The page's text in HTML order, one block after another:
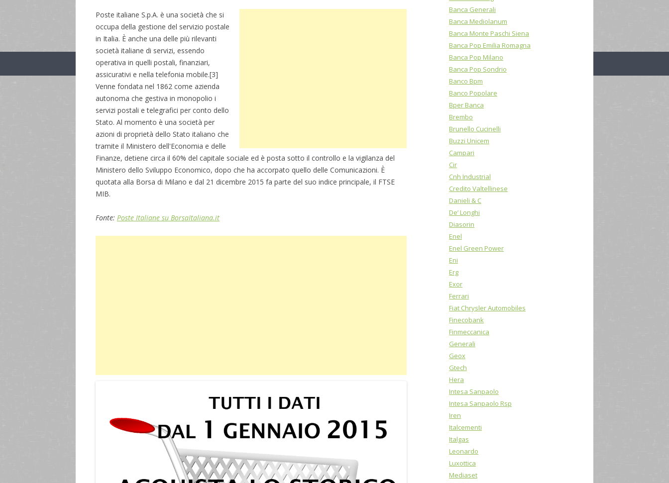
Poste italiane S.p.A. è una società che si
occupa della gestione del servizio postale
in Italia. È anche una delle più rilevanti
società italiane di servizi, essendo
operativa in quelli postali, finanziari,
assicurativi e nella telefonia mobile.[3]
Venne fondata nel 1862 come azienda
autonoma che gestiva in monopolio i
servizi postali e telegrafici per conto dello
Stato. Al momento è una società per
azioni di proprietà dello Stato italiano che
tramite il Ministero dell'Economia e delle
Finanze, detiene circa il 60% del capitale sociale ed è posta sotto il controllo e la vigilanza del
Ministero dello Sviluppo Economico, dopo che ha accorpato quello delle Comunicazioni. È
quotata alla Borsa di Milano e dal 21 dicembre 2015 fa parte del suo indice principale, il FTSE
MIB.
Fonte: Poste Italiane su BorsaItaliana.it
Banca Generali
Banca Mediolanum
Banca Monte Paschi Siena
Banca Pop Emilia Romagna
Banca Pop Milano
Banca Pop Sondrio
Banco Bpm
Banco Popolare
Bper Banca
Brembo
Brunello Cucinelli
Buzzi Unicem
Campari
Cir
Cnh Industrial
Credito Valtellinese
Danieli & C
De’ Longhi
Diasorin
Enel
Enel Green Power
Eni
Erg
Exor
Ferrari
Fiat Chrysler Automobiles
Finecobank
Finmeccanica
Generali
Geox
Gtech
Hera
Intesa Sanpaolo
Intesa Sanpaolo Rsp
Iren
Italcementi
Italgas
Leonardo
Luxottica
Mediaset